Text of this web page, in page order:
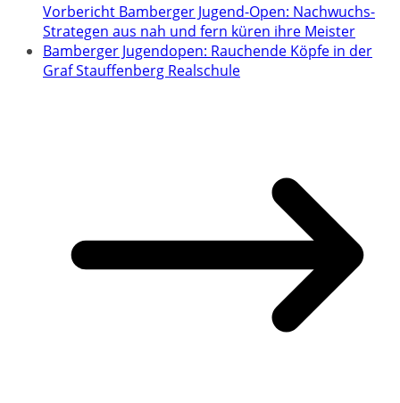
Vorbericht Bamberger Jugend-Open: Nachwuchs-
Strategen aus nah und fern küren ihre Meister
Bamberger Jugendopen: Rauchende Köpfe in der
Graf Stauffenberg Realschule